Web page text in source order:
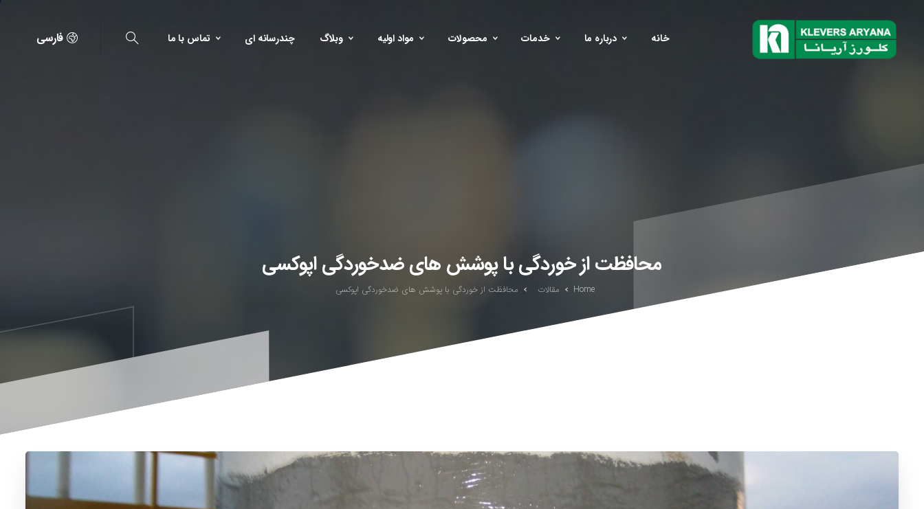
خانه درباره ما خدمات محصولات مواد اولیه وبلاگ چندرسانه ای تماس با ما فارسی
محافظت از خوردگی با پوشش های ضدخوردگی اپوکسی
Home مقالات محافظت از خوردگی با پوشش های ضدخوردگی اپوکسی